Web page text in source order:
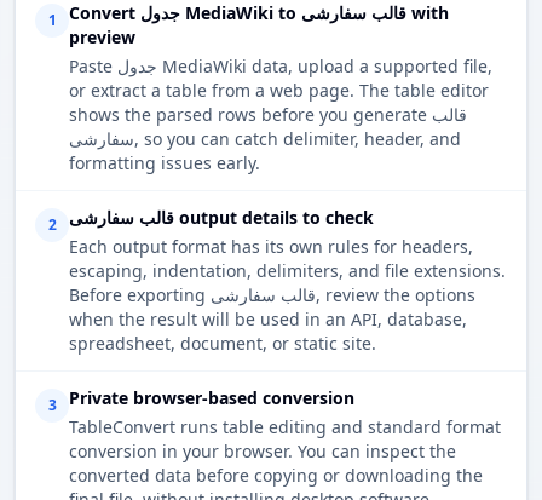
1
Convert جدول MediaWiki to قالب سفارشی with
preview
Paste جدول MediaWiki data, upload a supported file,
or extract a table from a web page. The table editor
shows the parsed rows before you generate قالب
سفارشی, so you can catch delimiter, header, and
formatting issues early.
2
قالب سفارشی output details to check
Each output format has its own rules for headers,
escaping, indentation, delimiters, and file extensions.
Before exporting قالب سفارشی, review the options
when the result will be used in an API, database,
spreadsheet, document, or static site.
3
Private browser-based conversion
TableConvert runs table editing and standard format
conversion in your browser. You can inspect the
converted data before copying or downloading the